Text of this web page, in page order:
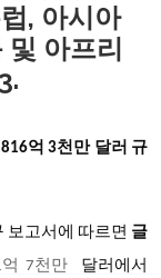
, 아시아
아프리
억 3천만 달러 규
보고서에 따르면 글
억 7천만
달러에서